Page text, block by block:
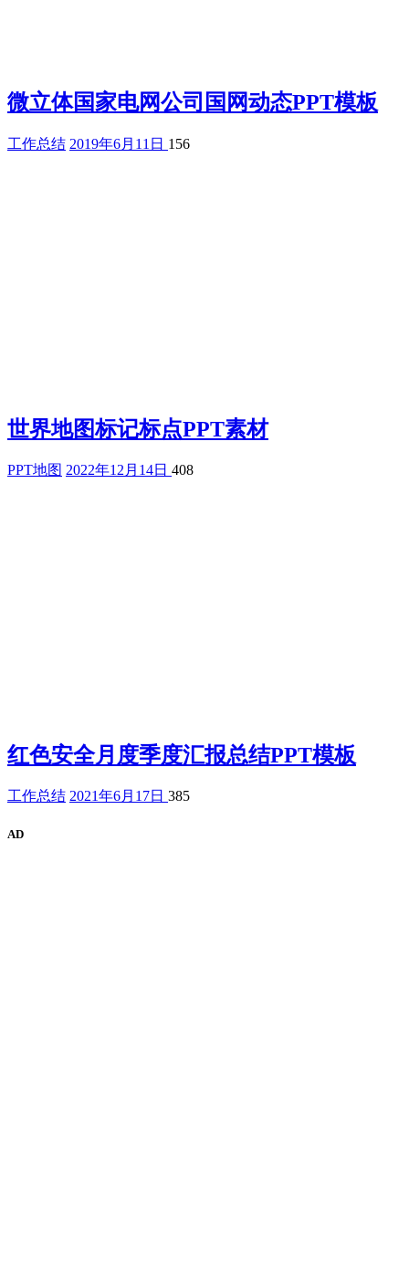
微立体国家电网公司国网动态PPT模板
工作总结 2019年6月11日 156
世界地图标记标点PPT素材
PPT地图 2022年12月14日 408
红色安全月度季度汇报总结PPT模板
工作总结 2021年6月17日 385
AD